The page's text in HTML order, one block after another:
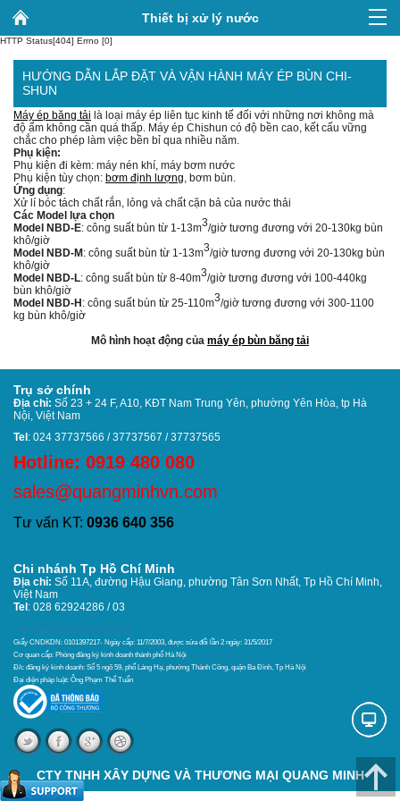
HTTP Status[404] Errno [0]
Thiết bị xử lý nước
HƯỚNG DẪN LẮP ĐẶT VÀ VẬN HÀNH MÁY ÉP BÙN CHI-
SHUN
Máy ép băng tải là loại máy ép liên tục kinh tế đối với những nơi không mà
độ ẩm không cần quá thấp. Máy ép Chishun có độ bền cao, kết cấu vững
chắc cho phép làm việc bền bỉ qua nhiều năm.
Phụ kiện:
Phụ kiện đi kèm: máy nén khí, máy bơm nước
Phụ kiện tùy chọn: bơm định lượng, bơm bùn.
Ứng dụng:
Xử lí bóc tách chất rắn, lỏng và chất cặn bả của nước thải
Các Model lựa chọn
Model NBD-E: công suất bùn từ 1-13m3/giờ tương đương với 20-130kg bùn
khô/giờ
Model NBD-M : công suất bùn từ 1-13m3/giờ tương đương với 20-130kg bùn
khô/giờ
Model NBD-L: công suất bùn từ 8-40m3/giờ tương đương với 100-440kg
bùn khô/giờ
Model NBD-H : công suất bùn từ 25-110m3/giờ tương đương với 300-1100
kg bùn khô/giờ
Mô hình hoạt động của máy ép bùn băng tải
Trụ sở chính
Địa chỉ: Số 23 + 24 F, A10, KĐT Nam Trung Yên, phường Yên Hòa, tp Hà
Nội, Việt Nam
Tel : 024 37737566 / 37737567 / 37737565
Hotline: 0919 480 080
sales@quangminhvn.com
Tư vấn KT: 0936 640 356
Chi nhánh Tp Hồ Chí Minh
Địa chỉ: Số 11A, đường Hậu Giang, phường Tân Sơn Nhất, Tp Hồ Chí Minh,
Việt Nam
Tel : 028 62924286 / 03
CHÍNH SÁCH & QUY ĐỊNH CHUNG
Giấy CNDKDN: 0101397217- Ngày cấp: 11/7/2003, được sửa đổi lần 2 ngày: 31/5/2017
Cơ quan cấp: Phòng đăng ký kinh doanh thánh phố Hà Nội
Đ/c đăng ký kinh doanh: Số 5 ngõ 59, phố Láng Hạ, phường Thành Công, quận Ba Đình, Tp Hà Nội
Đại diện pháp luật: Ông Phạm Thế Tuấn
CTY TNHH XÂY DỰNG VÀ THƯƠNG MẠI QUANG MINH